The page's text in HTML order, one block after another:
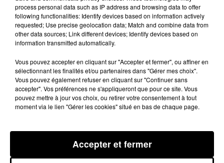
100%
100% Radio l'agenda de l'Ariege
17 avril 2024 - 1 min 14 sec
L'AGENDA DE L'ARIEGE DU 17/04/2024 À
06H46
L'agenda de l'Ariege
process personal data such as IP address and browsing data to offer
following functionalities: Identify devices based on information actively
requested; Use precise geolocation data; Match and combine data from
other data sources; Link different devices; Identify devices based on
information transmitted automatically.
Vous pouvez accepter en cliquant sur "Accepter et fermer", ou affiner en
sélectionnant les finalités et/ou partenaires dans "Gérer mes choix".
Vous pouvez également refuser en cliquant sur "Continuer sans
accepter". Vos préférences ne s'appliqueront que pour ce site. Vous
pouvez mettre à jour vos choix, ou retirer votre consentement à tout
moment via le lien "Gérer les cookies" situé en bas de chaque page.
Accepter et fermer